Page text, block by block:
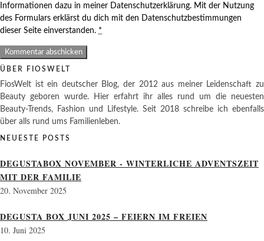
Informationen dazu in meiner Datenschutzerklärung. Mit der Nutzung
des Formulars erklärst du dich mit den Datenschutzbestimmungen
dieser Seite einverstanden. *
ÜBER FIOSWELT
FiosWelt ist ein deutscher Blog, der 2012 aus meiner Leidenschaft zu
Beauty geboren wurde. Hier erfahrt ihr alles rund um die neuesten
Beauty-Trends, Fashion und Lifestyle. Seit 2018 schreibe ich ebenfalls
über alls rund ums Familienleben.
NEUESTE POSTS
DEGUSTABOX NOVEMBER - WINTERLICHE ADVENTSZEIT
MIT DER FAMILIE
20. November 2025
DEGUSTA BOX JUNI 2025 – FEIERN IM FREIEN
10. Juni 2025